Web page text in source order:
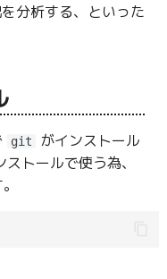
分析する、といった
git
がインストール
トールで使う為、